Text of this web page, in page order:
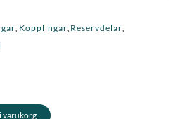
Kopplingar Reservdelar
varukorg